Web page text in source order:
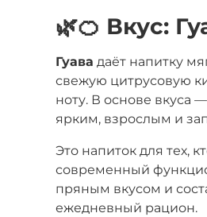
🌿🍊 Вкус:
Гуава даёт напитку
свежую цитрусовую
ноту. В основе вкуса —
ярким, взрослым и
Это напиток для тех,
современный
пряным вкусом и
ежедневный рацион.